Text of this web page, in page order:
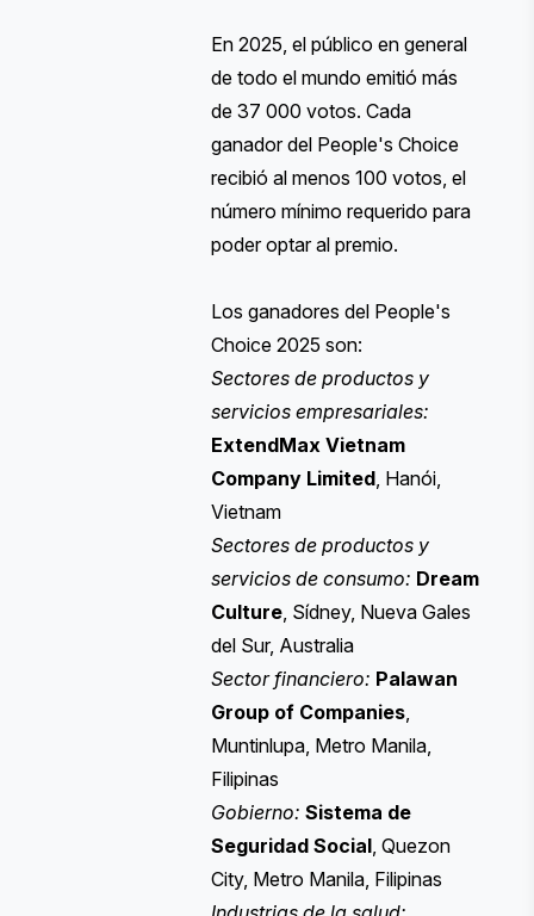
En 2025, el público en general
de todo el mundo emitió más
de 37 000 votos. Cada
ganador del People's Choice
recibió al menos 100 votos, el
número mínimo requerido para
poder optar al premio.
Los ganadores del People's
Choice 2025 son:
Sectores de productos y
servicios empresariales:
ExtendMax Vietnam
Company Limited , Hanói,
Vietnam
Sectores de productos y
servicios de consumo: Dream
Culture , Sídney, Nueva Gales
del Sur, Australia
Sector financiero: Palawan
Group of Companies
Muntinlupa, Metro Manila,
Filipinas
Gobierno: Sistema de
Seguridad Social , Quezon
City, Metro Manila, Filipinas